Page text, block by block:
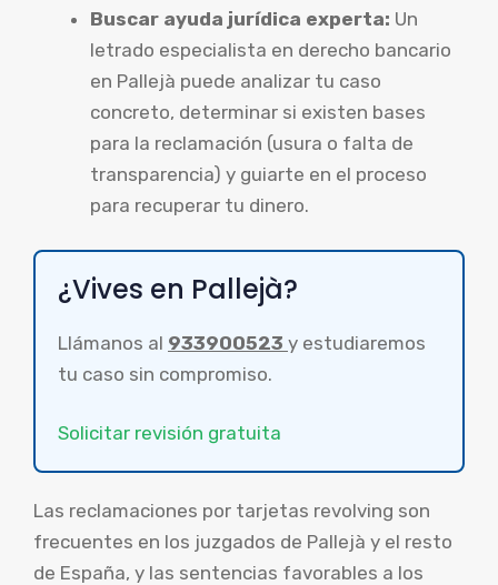
Buscar ayuda jurídica experta: Un
letrado especialista en derecho bancario
en Pallejà puede analizar tu caso
concreto, determinar si existen bases
para la reclamación (usura o falta de
transparencia) y guiarte en el proceso
para recuperar tu dinero.
¿Vives en Pallejà?
Llámanos al 933900523 y estudiaremos
tu caso sin compromiso.
Solicitar revisión gratuita
Las reclamaciones por tarjetas revolving son
frecuentes en los juzgados de Pallejà y el resto
de España, y las sentencias favorables a los